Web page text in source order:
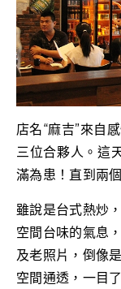
店名“麻吉”來自
三位合夥人。這
滿為患！直到兩
雖說是台式熱炒
空間台味的氣息
及老照片，倒像
空間通透，一目